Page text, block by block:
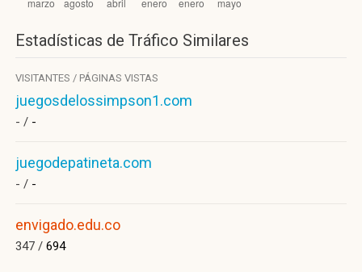
Estadísticas de Tráfico Similares
VISITANTES / PÁGINAS VISTAS
juegosdelossimpson1.com
- / -
juegodepatineta.com
- / -
envigado.edu.co
347 / 694